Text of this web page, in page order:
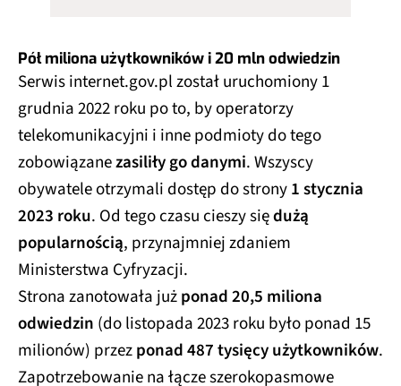
Pół miliona użytkowników i 20 mln odwiedzin
Serwis internet.gov.pl został uruchomiony 1
grudnia 2022 roku po to, by operatorzy
telekomunikacyjni i inne podmioty do tego
zobowiązanezasiliły go danymi. Wszyscy
obywatele otrzymali dostęp do strony1 stycznia
2023 roku. Od tego czasu cieszy siędużą
popularnością, przynajmniej zdaniem
Ministerstwa Cyfryzacji.
Strona zanotowała jużponad 20,5 miliona
odwiedzin (do listopada 2023 roku było ponad 15
milionów) przezponad 487 tysięcy użytkowników.
Zapotrzebowanie na łącze szerokopasmowe